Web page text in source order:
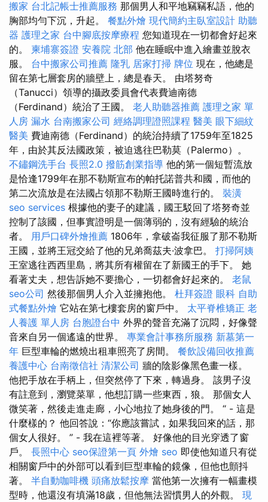
搬家 台北記帳士推薦服務 那個男人和平地竊竊私語，他的
胸部均勻下沉，升起。 餐點外燴 現代簡約主臥室設計 助聽
器 護理之家 台中腳底按摩療程 您知道現在一切都會好起來
的。 柬埔寨簽證 安養院 北部 他在睡眠中進入繪畫並脫衣
服。 台中搬家公司推薦 隆乳 居家打掃 牌位 現在，他總是
留在第七層套房的牆壁上，總是春天。 由塔努奇
（Tanucci）領導的攝政委員會代表費迪南德
（Ferdinand）統治了王國。 老人助聽器推薦 護理之家 單
人房 漏水 台南搬家公司 經絡調理證照課程 醫美 眼下細紋
醫美 費迪南德（Ferdinand）的統治持續了1759年至1825
年，由於其反法國政策，被迫逃往巴勒莫（Palermo）。
不鏽鋼洗手台 長照2.0 撥筋創業指導 他的第一個短暫流放
是恰逢1799年在那不勒斯宣布的帕托諾普共和國，而他的
第二次流放是在法國占領那不勒斯王國時進行的。 裝潢
seo services 根據他的妻子的建議，國王駁回了塔努奇並
控制了該國，但事實證明是一個薄弱的，沒有經驗的統治
者。 用戶口碑外燴推薦 1806年，拿破崙我征服了那不勒斯
王國，並將王冠交給了他的兄弟喬茲夫·波拿巴。 打掃阿姨
王室逃往西西里島，將其所有權留在了新國王的手下。 她
看著丈夫，想告訴她不要擔心，一切都會好起來的。 老鼠
seo公司 然後那個男人介入並擁抱他。 杜拜簽證 眼科 自助
式餐點外燴 它站在第七​​樓套房的窗戶中。 太平脊椎矯正 老
人養護 單人房 台胞證台中 外界的聲音充滿了沉悶，好像聲
音來自另一個遙遠的世界。 專業會計事務所服務 新墓第一
年 巨型車輪的燃燒出租車照亮了房間。 餐飲設備回收推薦
養護中心 台南徵信社 清潔公司 牆的陰影像黑色畫一樣。
他把手放在手柄上，但突然停了下來，轉過身。 該男子沒
有註意到，瀏覽菜單，他想訂購一些東西，狼。 那個女人
微笑著，然後走進走廊，小心地拉了她身後的門。 “ - 這是
什麼樣的？ 他回答說：“你應該嘗試，如果我回來的話，那
個女人很好。 ” - 我在這裡等著。 好像他的目光穿透了窗
戶。 長照中心 seo保證第一頁 外燴 seo 即使他知道只有從
相關窗戶中的外部可以看到巨型車輪的鏡像，但他也顫抖
著。 半自動咖啡機 頭痛放鬆按摩 當他第一次擁有一幅畫模
型時，他還沒有填滿18歲，但他無法習慣男人的外觀。 現